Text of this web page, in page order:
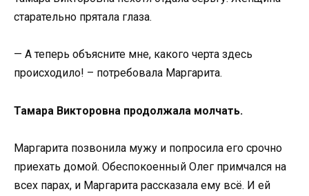
старательно прятала глаза.
— А теперь объясните мне, какого черта здесь
происходило! – потребовала Маргарита.
Тамара Викторовна продолжала молчать.
Маргарита позвонила мужу и попросила его срочно
приехать домой. Обеспокоенный Олег примчался на
всех парах, и Маргарита рассказала ему всё. И ей